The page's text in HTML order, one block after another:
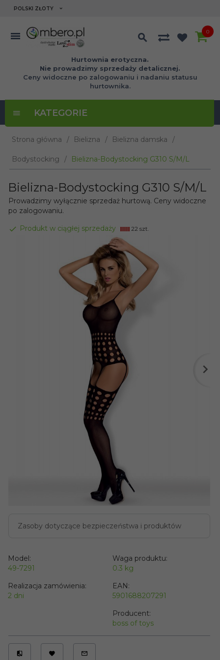
currency_h
POLSKI ZŁOTY
Hurtownia erotyczna.
Nie prowadzimy sprzedaży detalicznej.
Ceny widoczne po zalogowaniu i nadaniu statusu
hurtownika.
0
KATEGORIE
Strona główna Bielizna Bielizna damska
Bodystocking Bielizna-Bodystocking G310 S/M/L
Bielizna-Bodystocking G310 S/M/L
Prowadzimy wyłącznie sprzedaż hurtową. Ceny widoczne
po zalogowaniu.
Produkt w ciągłej sprzedaży 22 szt.
Zasoby dotyczące bezpieczeństwa i produktów
Model:
49-7291
Waga produktu:
0.3 kg
Realizacja zamówienia:
2 dni
EAN:
5901688207291
Producent:
boss of toys